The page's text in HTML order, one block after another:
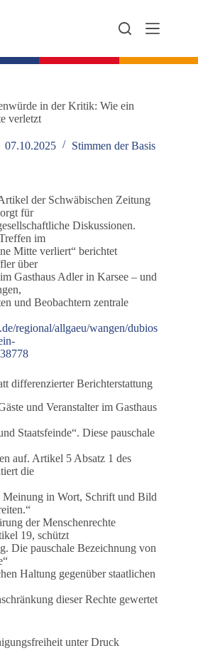
in der Kritik: Wie ein
verletzt
07.10.2025 Stimmen der Basis
der Schwäbischen Zeitung
für
Diskussionen.
im
Mitte verliert“ berichtet
über
Gasthaus Adler in Karsee – und
und Beobachtern zentrale
regional/allgaeu/wangen/dubios
differenzierter Berichterstattung
und Veranstalter im Gasthaus
Staatsfeinde“. Diese pauschale
auf. Artikel 5 Absatz 1 des
die
Meinung in Wort, Schrift und Bild
der Menschenrechte
19, schützt
Die pauschale Bezeichnung von
Haltung gegenüber staatlichen
dieser Rechte gewertet
unter Druck